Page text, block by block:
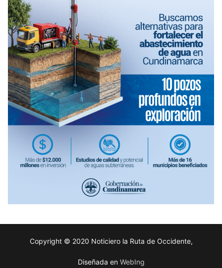
Copyright © 2020 Noticiero la Ruta de Occidente,
Diseñada en WebIng